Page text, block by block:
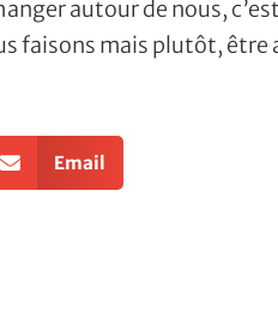
autour de nous,
faisons mais plutôt, être
Email